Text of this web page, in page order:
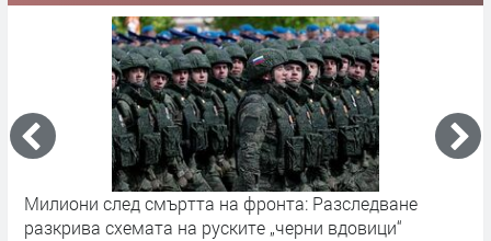
Германските служби разследват руски опити за
влияние върху местния вот през септември